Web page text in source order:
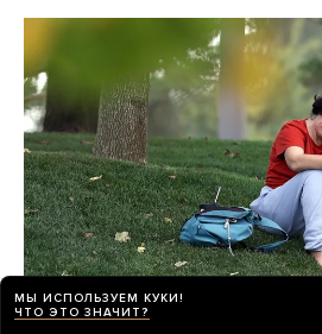
МЫ ИСПОЛЬЗУЕМ КУКИ!
ЧТО ЭТО ЗНАЧИТ?